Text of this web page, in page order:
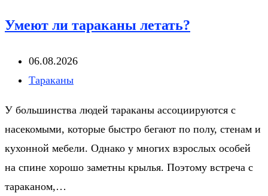
Умеют ли тараканы летать?
Запись
опубликована:
06.08.2026
Рубрика
Тараканы
У большинства людей тараканы ассоциируются с
насекомыми, которые быстро бегают по полу, стенам и
кухонной мебели. Однако у многих взрослых особей
на спине хорошо заметны крылья. Поэтому встреча с
тараканом,…